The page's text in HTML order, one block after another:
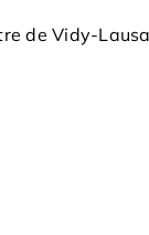
de Vidy-